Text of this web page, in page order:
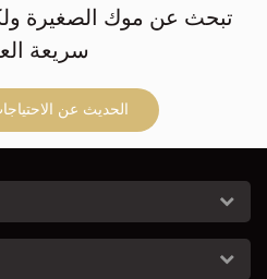
تبحث عن موك الصغيرة
سريعة
الحديث عن